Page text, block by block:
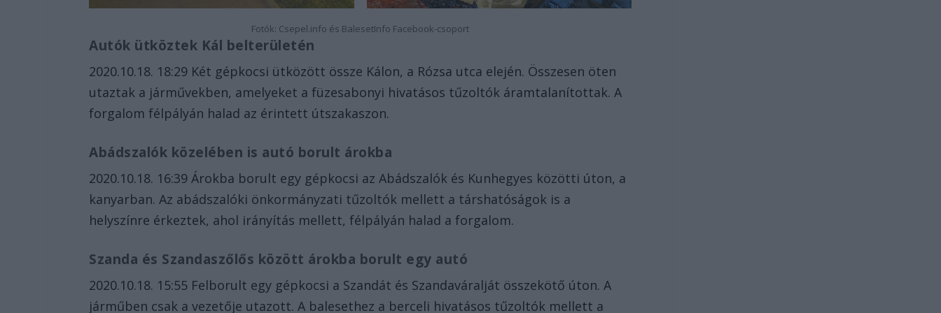
Fotók: Csepel.info és BalesetInfo Facebook-csoport
Autók ütköztek Kál belterületén
2020.10.18. 18:29 Két gépkocsi ütközött össze Kálon, a Rózsa utca elején. Összesen öten
utaztak a járművekben, amelyeket a füzesabonyi hivatásos tűzoltók áramtalanítottak. A
forgalom félpályán halad az érintett útszakaszon.
Abádszalók közelében is autó borult árokba
2020.10.18. 16:39 Árokba borult egy gépkocsi az Abádszalók és Kunhegyes közötti úton, a
kanyarban. Az abádszalóki önkormányzati tűzoltók mellett a társhatóságok is a
helyszínre érkeztek, ahol irányítás mellett, félpályán halad a forgalom.
Szanda és Szandaszőlős között árokba borult egy autó
2020.10.18. 15:55 Felborult egy gépkocsi a Szandát és Szandaváralját összekötő úton. A
járműben csak a vezetője utazott. A balesethez a berceli hivatásos tűzoltók mellett a